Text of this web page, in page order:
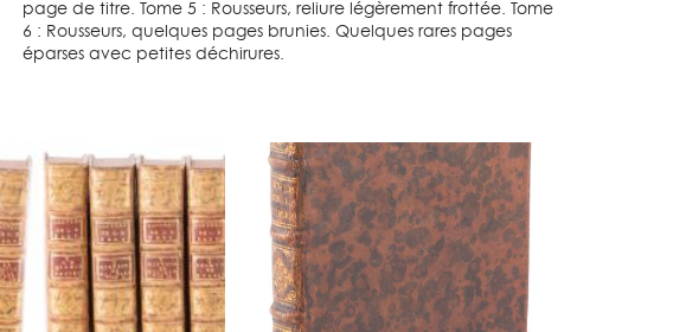
page de titre. Tome 5 : Rousseurs, reliure légèrement frottée. Tome
6 : Rousseurs, quelques pages brunies. Quelques rares pages
éparses avec petites déchirures.
Lot 221